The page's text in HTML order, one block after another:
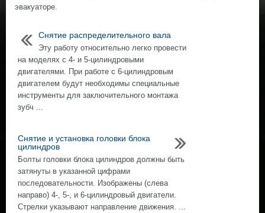
эвакуаторе.
Снятие распределительного вала
Эту работу относительно легко провести
на моделях с 4- и 5-цилиндровыми
двигателями. При работе с 6-цилиндровым
двигателем будут необходимы специальные
инструменты для заключительного монтажа
зубч ...
Снятие и установка головки блока
цилиндров
Болты головки блока цилиндров должны быть
затянуты в указанной цифрами
последовательности. Изображены (слева
направо) 4-, 5-, и 6-цилиндровый двигатели.
Стрелки указывают направление движения. ...